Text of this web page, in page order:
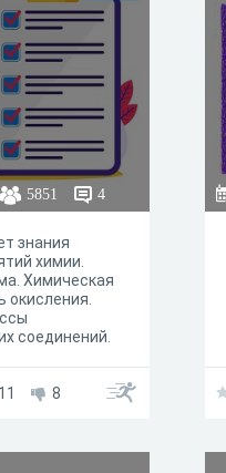
5851 4
знания
химии.
Химическая
окисления.
соединений.
11 8